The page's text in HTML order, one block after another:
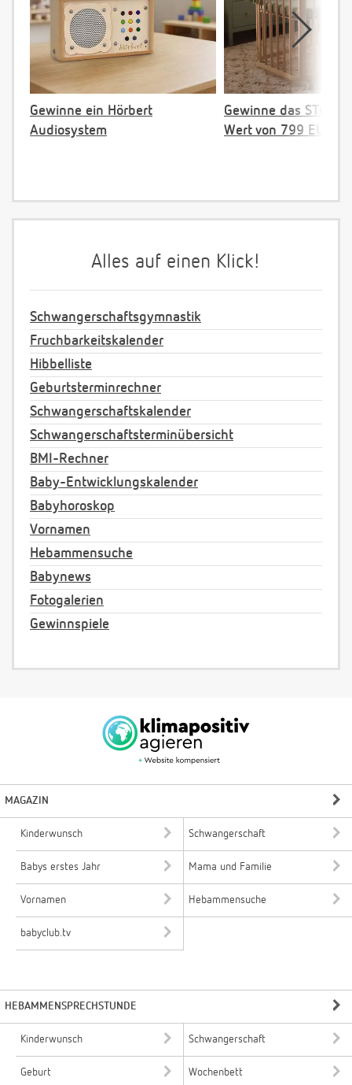
Gewinne ein Hörbert
Audiosystem
Gewinne das
Wert von 799 EUR
Alles auf einen Klick!
Schwangerschaftsgymnastik
Fruchbarkeitskalender
Hibbelliste
Geburtsterminrechner
Schwangerschaftskalender
Schwangerschaftsterminübersicht
BMI-Rechner
Baby-Entwicklungskalender
Babyhoroskop
Vornamen
Hebammensuche
Babynews
Fotogalerien
Gewinnspiele
MAGAZIN
Kinderwunsch Schwangerschaft
Babys erstes Jahr Mama und Familie
Vornamen Hebammensuche
babyclub.tv
HEBAMMENSPRECHSTUNDE
Kinderwunsch Schwangerschaft
Geburt Wochenbett